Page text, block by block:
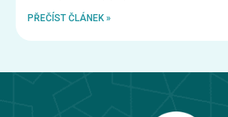
PŘEČÍST ČLÁNEK »